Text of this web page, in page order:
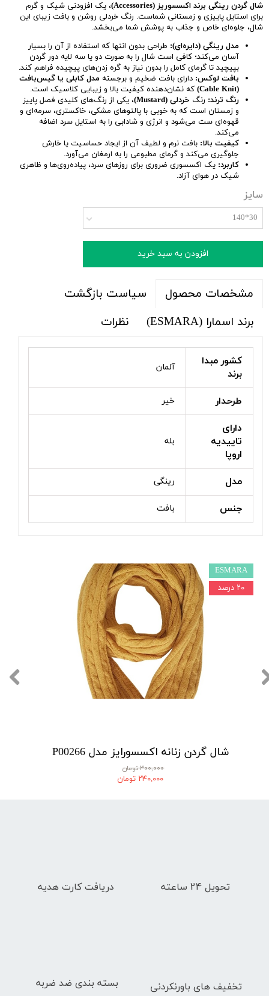
شال گردن رینگی برند اکسسوریز (Accessories)
، یک افزودنی شیک و گرم
برای استایل پاییزی و زمستانی شماست. رنگ خردلی روشن و بافت زیبای این
شال، جلوه‌ای خاص و جذاب به پوشش شما می‌بخشد.
مدل رینگی (دایره‌ای): طراحی بدون انتها که استفاده از آن را بسیار
آسان می‌کند؛ کافی است شال را به صورت دو یا سه لایه دور گردن
بپیچید تا گرمای کامل را بدون نیاز به گره زدن‌های پیچیده فراهم کند.
بافت لوکس: دارای بافت ضخیم و برجستهمدل کابلی یا گیس‌بافت
(Cable Knit)
که نشان‌دهنده کیفیت بالا و زیبایی کلاسیک است.
رنگ ترند: رنگ خردلی (Mustard)
، یکی از رنگ‌های کلیدی فصل پاییز
و زمستان است که به خوبی با پالتوهای مشکی، خاکستری، سرمه‌ای و
قهوه‌ای ست می‌شود و انرژی و شادابی را به استایل سرد اضافه
می‌کند.
کیفیت بالا: بافت نرم و لطیف آن از ایجاد حساسیت یا خارش
جلوگیری می‌کند و گرمای مطبوعی را به ارمغان می‌آورد.
کاربرد: یک اکسسوری ضروری برای روزهای سرد، پیاده‌روی‌ها و ظاهری
شیک در هوای آزاد.
سایز
30*140
افزودن به سبد خرید
مشخصات محصول
سیاست بازگشت
برند اسمارا (ESMARA)
نظرات
کشور مبدا
برند
آلمان
طرحدار خیر
دارای
تاییدیه
اروپا
بله
مدل رینگی
جنس بافت
شال گردن زنانه اکسسورایز مدل P00266
۳۰۰,۰۰۰ تومان
۲۴۰,۰۰۰ تومان
ESMARA
۲۰ درصد
تحویل 24 ساعته دریافت کارت هدیه
تخفیف های باورنکردنی بسته بندی ضد ضربه